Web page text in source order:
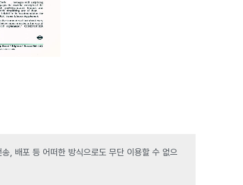
, 배포 등 어떠한 방식으로도 무단 이용할 수 없으